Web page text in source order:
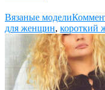
Вязаные модели
для женщин, короткий